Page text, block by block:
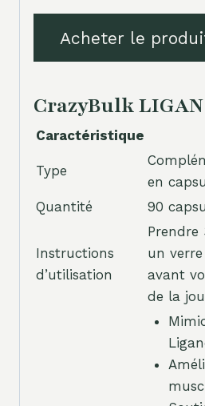
Acheter le
CrazyBulk LIGAN
Caractéristique
Type
en
Quantité
90
Instructions
d’utilisation
Prendre
un verre
avant
de la